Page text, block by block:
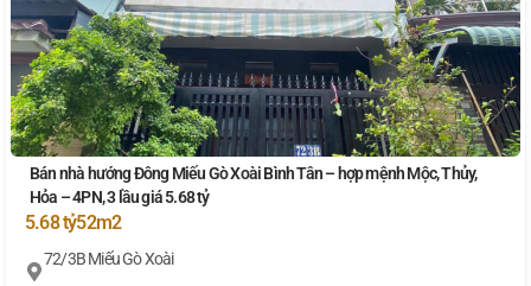
Bán nhà hướng Đông Miếu Gò Xoài Bình Tân – hợp mệnh Mộc, Thủy,
Hỏa – 4PN, 3 lầu giá 5.68 tỷ
5.68 tỷ52m2
72/3B Miếu Gò Xoài